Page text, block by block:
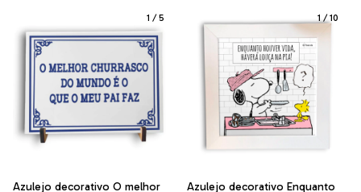
1 /5
Azulejo decorativo O melhor
1 /10
Azulejo decorativo Enquanto